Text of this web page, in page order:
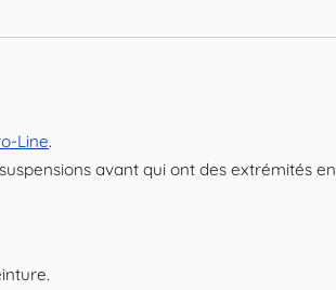
Line.
avant qui ont des extrémités en